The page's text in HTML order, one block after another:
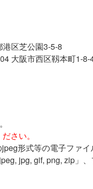
区芝公園3-5-8
大阪市西区靱本町1-8-
さい。
形式等の電子ファイ
jpg, gif, png, zip」、